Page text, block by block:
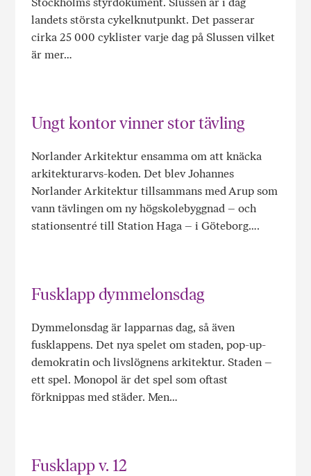
Stockholms styrdokument. Slussen är i dag
landets största cykelknutpunkt. Det passerar
cirka 25 000 cyklister varje dag på Slussen vilket
är mer…
Ungt kontor vinner stor tävling
Norlander Arkitektur ensamma om att knäcka
arkitekturarvs-koden. Det blev Johannes
Norlander Arkitektur tillsammans med Arup som
vann tävlingen om ny högskolebyggnad – och
stationsentré till Station Haga – i Göteborg….
Fusklapp dymmelonsdag
Dymmelonsdag är lapparnas dag, så även
fusklappens. Det nya spelet om staden, pop-up-
demokratin och livslögnens arkitektur. Staden –
ett spel. Monopol är det spel som oftast
förknippas med städer. Men…
Fusklapp v. 12